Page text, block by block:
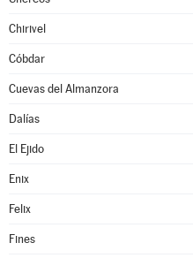
Chirivel
Cóbdar
Cuevas del Almanzora
Dalías
El Ejido
Enix
Felix
Fines